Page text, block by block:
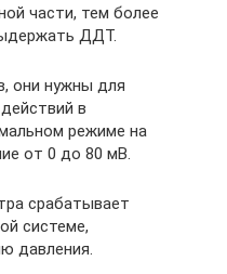
части, тем более
ДДТ.
они нужны для
в
режиме на
от 0 до 80 мВ.
срабатывает
системе,
давления.